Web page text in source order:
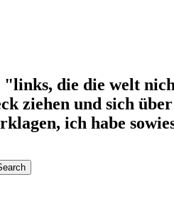
"links, die die welt
ziehen und sich
ich habe